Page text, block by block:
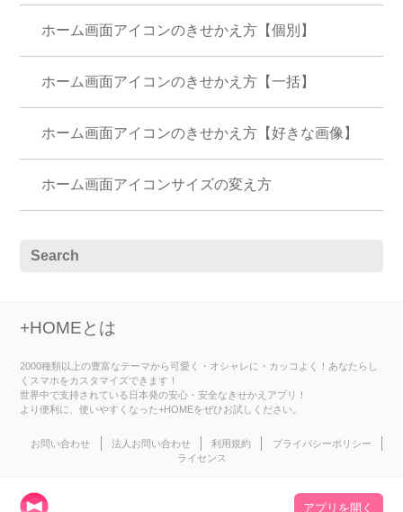
ホーム画面アイコンのきせかえ方【個別】
ホーム画面アイコンのきせかえ方【一括】
ホーム画面アイコンのきせかえ方【好きな画像】
ホーム画面アイコンサイズの変え方
+HOMEとは
2000種類以上の豊富なテーマから可愛く・オシャレに・カッコよく！あなたらし
くスマホをカスタマイズできます！
世界中で支持されている日本発の安心・安全なきせかえアプリ！
より便利に、使いやすくなった+HOMEをぜひお試しください。
お問い合わせ 法人お問い合わせ 利用規約
プライバシーポリシー
ライセンス
アプリを開く